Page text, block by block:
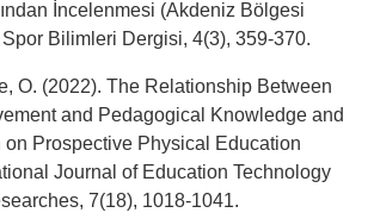
İncelenmesi (Akdeniz Bölgesi
Bilimleri Dergisi, 4(3), 359-370.
O. (2022). The Relationship Between
and Pedagogical Knowledge and
on Prospective Physical Education
Journal of Education Technology
7(18), 1018-1041.